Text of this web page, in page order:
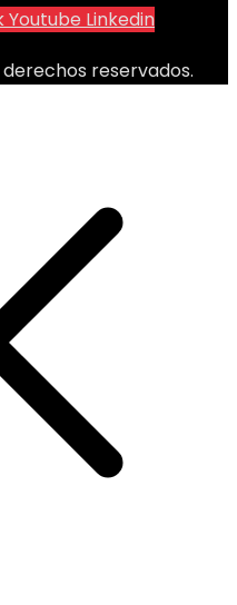
Youtube Linkedin
reservados.